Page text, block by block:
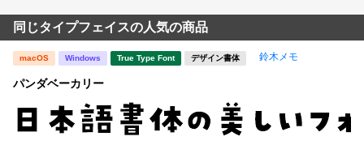
同じタイプフェイスの人気の商品
macOS Windows True Type Font デザイン書体 鈴木メモ
パンダベーカリー